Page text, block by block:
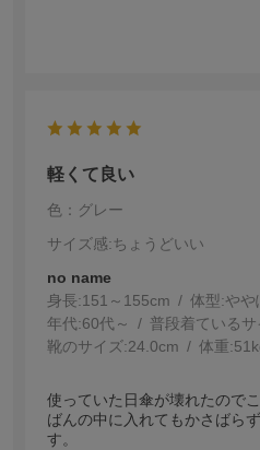
軽くて良い
色：グレー
サイズ感:ちょうどいい
no name
身長:151～155cm 体型:ぽ
年代:60代～ 普段着ているサ
靴のサイズ:24.0cm 体重:
使っていた日傘が壊れたので
ばんの中に入れてもかさばら
す。